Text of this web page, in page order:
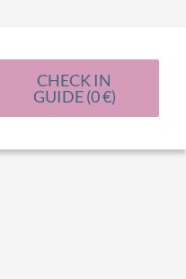
CHECK IN
GUIDE (0 €)